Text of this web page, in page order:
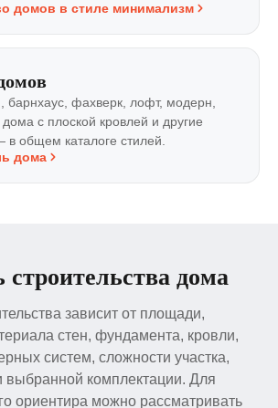
домов в стиле минимализм
барнхаус, фахверк, лофт, модерн,
дома с плоской кровлей и другие
общем каталоге стилей.
дома
дома
зависит от площади,
стен, фундамента, кровли,
систем, сложности участка,
выбранной комплектации. Для
ориентира можно рассматривать